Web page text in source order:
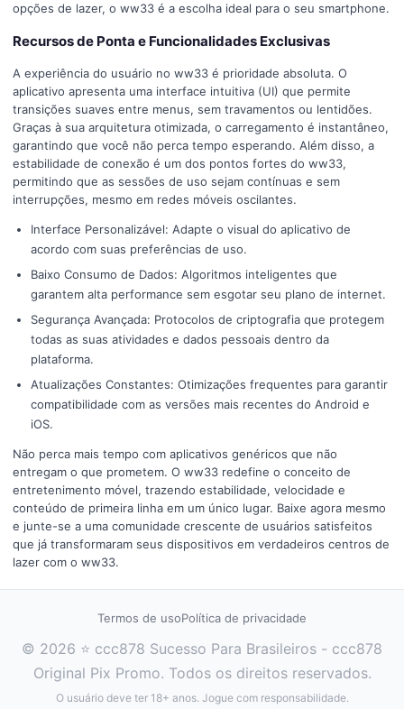
opções de lazer, o ww33 é a escolha ideal para o seu smartphone.
Recursos de Ponta e Funcionalidades Exclusivas
A experiência do usuário no ww33 é prioridade absoluta. O
aplicativo apresenta uma interface intuitiva (UI) que permite
transições suaves entre menus, sem travamentos ou lentidões.
Graças à sua arquitetura otimizada, o carregamento é instantâneo,
garantindo que você não perca tempo esperando. Além disso, a
estabilidade de conexão é um dos pontos fortes do ww33,
permitindo que as sessões de uso sejam contínuas e sem
interrupções, mesmo em redes móveis oscilantes.
Interface Personalizável: Adapte o visual do aplicativo de
acordo com suas preferências de uso.
Baixo Consumo de Dados: Algoritmos inteligentes que
garantem alta performance sem esgotar seu plano de internet.
Segurança Avançada: Protocolos de criptografia que protegem
todas as suas atividades e dados pessoais dentro da
plataforma.
Atualizações Constantes: Otimizações frequentes para garantir
compatibilidade com as versões mais recentes do Android e
iOS.
Não perca mais tempo com aplicativos genéricos que não
entregam o que prometem. O ww33 redefine o conceito de
entretenimento móvel, trazendo estabilidade, velocidade e
conteúdo de primeira linha em um único lugar. Baixe agora mesmo
e junte-se a uma comunidade crescente de usuários satisfeitos
que já transformaram seus dispositivos em verdadeiros centros de
lazer com o ww33.
Termos de usoPolítica de privacidade
© 2026 ⭐ ccc878 Sucesso Para Brasileiros - ccc878
Original Pix Promo. Todos os direitos reservados.
O usuário deve ter 18+ anos. Jogue com responsabilidade.